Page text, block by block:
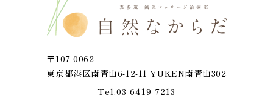
〒107-0062
東京都港区南青山6-12-11 YUKEN南青山302
Tel.03-6419-7213
美容・肌質改善
腰痛・坐骨神経痛
ストレス・自律神経失調
眼精疲労・目のかすみ
疲労・元気がない・だるい